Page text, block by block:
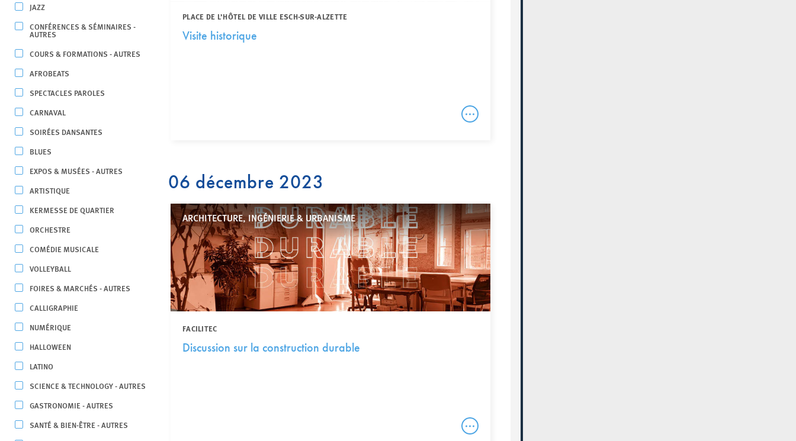
JAZZ
CONFÉRENCES & SÉMINAIRES -
AUTRES
COURS & FORMATIONS - AUTRES
AFROBEATS
SPECTACLES PAROLES
CARNAVAL
SOIRÉES DANSANTES
BLUES
EXPOS & MUSÉES - AUTRES
ARTISTIQUE
KERMESSE DE QUARTIER
ORCHESTRE
COMÉDIE MUSICALE
VOLLEYBALL
FOIRES & MARCHÉS - AUTRES
CALLIGRAPHIE
NUMÉRIQUE
HALLOWEEN
LATINO
SCIENCE & TECHNOLOGY - AUTRES
GASTRONOMIE - AUTRES
SANTÉ & BIEN-ÊTRE - AUTRES
PLACE DE L’HÔTEL DE VILLE ESCH-SUR-ALZETTE
Visite historique
06 décembre 2023
ARCHITECTURE, INGÉNIERIE & URBANISME
FACILITEC
Discussion sur la construction durable